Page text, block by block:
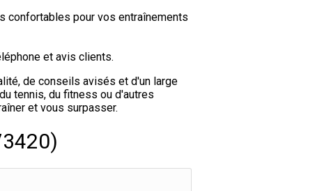
confortables pour vos entraînements
et avis clients.
de conseils avisés et d'un large
tennis, du fitness ou d'autres
et vous surpasser.